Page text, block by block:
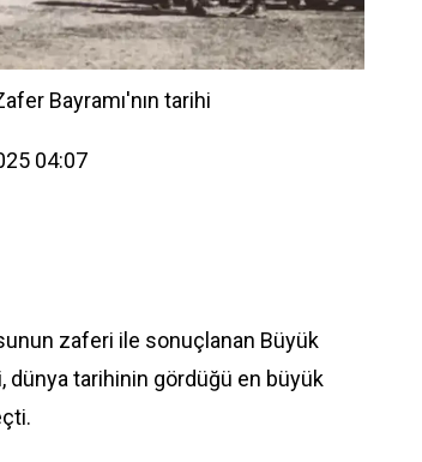
Bayramı'nın tarihi
04:07
zaferi ile sonuçlanan Büyük
dünya tarihinin gördüğü en büyük